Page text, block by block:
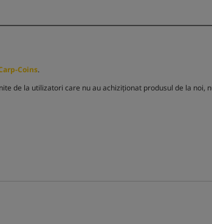
Coins.
de la utilizatori care nu au achiziționat produsul de la noi,